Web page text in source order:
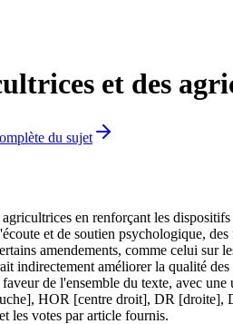
et des
du sujet
en renforçant les
et de soutien psychologique,
amendements, comme celui sur
indirectement améliorer la qualité
de l'ensemble du texte, avec
HOR [centre droit], DR
les votes par article fournis.